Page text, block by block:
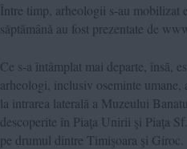
Între timp, arheologii s-au mobilizat
săptămână au fost prezentate de
Ce s-a întâmplat mai departe, însă,
arheologi, inclusiv oseminte
la intrarea laterală a Muzeului
descoperite în Piaţa Unirii şi Piaţa
pe drumul dintre Timişoara şi Giroc.